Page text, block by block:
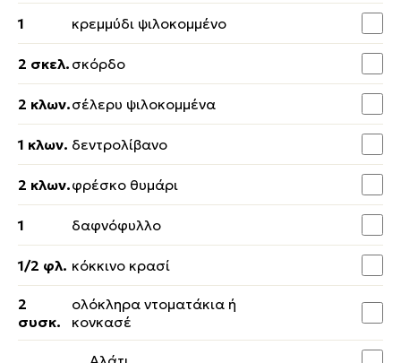
1 κρεμμύδι ψιλοκομμένο
2 σκελ. σκόρδο
2 κλων.σέλερυ ψιλοκομμένα
1 κλων. δεντρολίβανο
2 κλων.φρέσκο θυμάρι
1 δαφνόφυλλο
1/2 φλ. κόκκινο κρασί
2
συσκ.
ολόκληρα ντοματάκια ή
κονκασέ